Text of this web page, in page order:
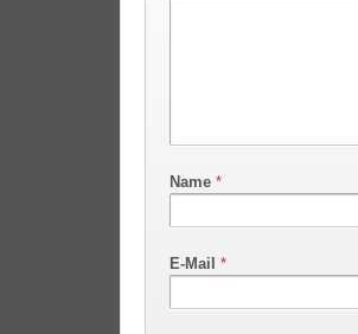
Name *
E-Mail *